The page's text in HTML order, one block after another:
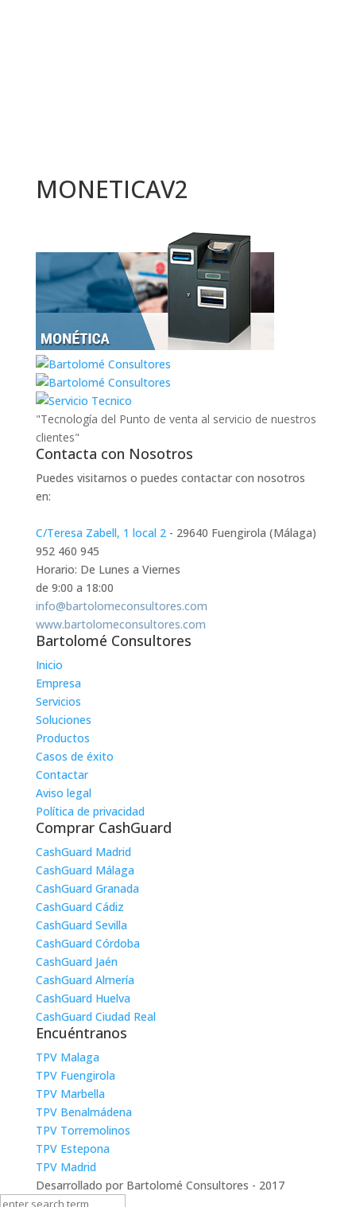
MONETICAV2
"Tecnología del Punto de venta al servicio de nuestros
clientes"
Contacta con Nosotros
Puedes visitarnos o puedes contactar con nosotros
en:
C/Teresa Zabell, 1 local 2- 29640 Fuengirola (Málaga)
952 460 945
Horario: De Lunes a Viernes
de 9:00 a 18:00
info@bartolomeconsultores.com
www.bartolomeconsultores.com
Bartolomé Consultores
Inicio
Empresa
Servicios
Soluciones
Productos
Casos de éxito
Contactar
Aviso legal
Política de privacidad
Comprar CashGuard
CashGuard Madrid
CashGuard Málaga
CashGuard Granada
CashGuard Cádiz
CashGuard Sevilla
CashGuard Córdoba
CashGuard Jaén
CashGuard Almería
CashGuard Huelva
CashGuard Ciudad Real
Encuéntranos
TPV Malaga
TPV Fuengirola
TPV Marbella
TPV Benalmádena
TPV Torremolinos
TPV Estepona
TPV Madrid
Desarrollado por Bartolomé Consultores - 2017